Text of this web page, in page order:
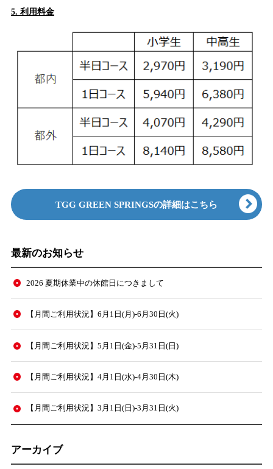
5. 利用料金
TGG GREEN SPRINGSの詳細はこちら
最新のお知らせ
2026 夏期休業中の休館日につきまして
【月間ご利用状況】6月1日(月)-6月30日(火)
【月間ご利用状況】5月1日(金)-5月31日(日)
【月間ご利用状況】4月1日(水)-4月30日(木)
【月間ご利用状況】3月1日(日)-3月31日(火)
アーカイブ